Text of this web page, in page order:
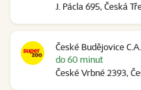
J. Pácla 695, Česká
České Budějovice
České Vrbné 2393,
do 60 minut